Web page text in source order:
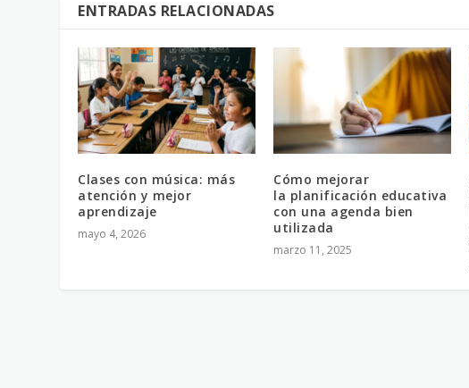
ENTRADAS RELACIONADAS
Clases con música: más
atención y mejor
aprendizaje
mayo 4, 2026
Cómo mejorar
la planificación educativa
con una agenda bien
utilizada
marzo 11, 2025